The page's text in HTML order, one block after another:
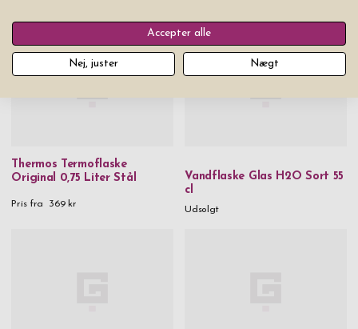
Thermos Termoflaske
Original 0,75 Liter Stål
Pris fra 369 kr
Vandflaske Glas H2O Sort 55
cl
Udsolgt
Accepter alle
Nej, juster Nægt